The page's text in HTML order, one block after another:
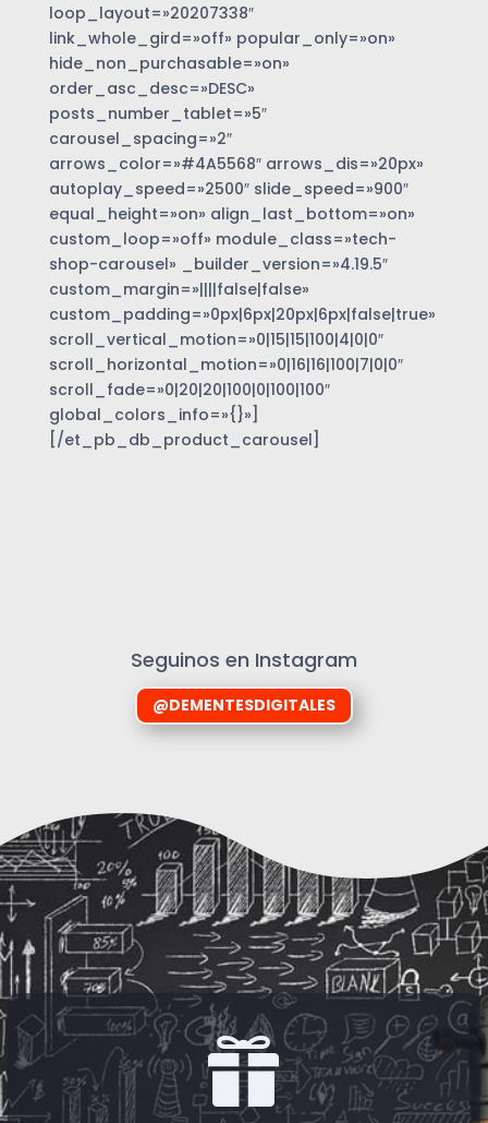
loop_layout=»20207338″
link_whole_gird=»off» popular_only=»on»
hide_non_purchasable=»on»
order_asc_desc=»DESC»
posts_number_tablet=»5″
carousel_spacing=»2″
arrows_color=»#4A5568″ arrows_dis=»20px»
autoplay_speed=»2500″ slide_speed=»900″
equal_height=»on» align_last_bottom=»on»
custom_loop=»off» module_class=»tech-
shop-carousel» _builder_version=»4.19.5″
custom_margin=»||||false|false»
custom_padding=»0px|6px|20px|6px|false|true»
scroll_vertical_motion=»0|15|15|100|4|0|0″
scroll_horizontal_motion=»0|16|16|100|7|0|0″
scroll_fade=»0|20|20|100|0|100|100″
global_colors_info=»{}»]
[/et_pb_db_product_carousel]
Seguinos en Instagram
@DEMENTESDIGITALES
